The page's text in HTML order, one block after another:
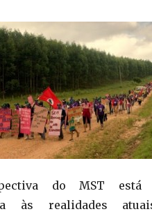
do MST está
às realidades